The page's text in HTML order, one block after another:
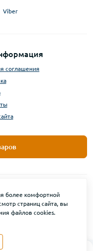
соглашения
Viber
более комфортной
страниц сайта, вы
файлов cookies.